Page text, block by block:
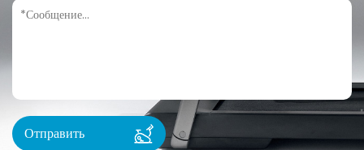
Эллиптический Активирует почти все основные группы мышц